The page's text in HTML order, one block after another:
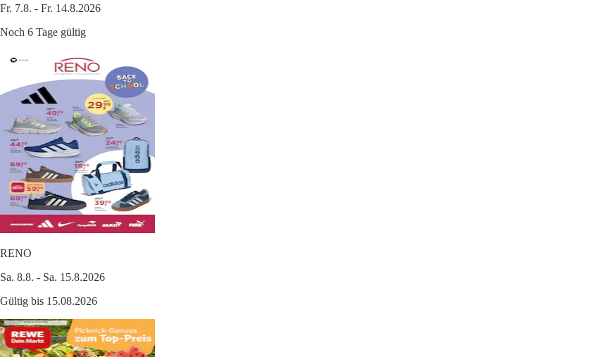
Fr. 7.8. - Fr. 14.8.2026
Noch 6 Tage gültig
RENO
Sa. 8.8. - Sa. 15.8.2026
Gültig bis 15.08.2026